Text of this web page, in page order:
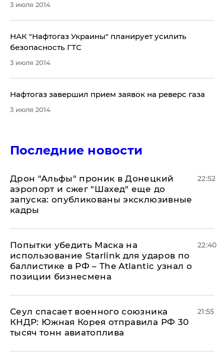
3 июля 2014
НАК "Нафтогаз Украины" планирует усилить
безопасность ГТС
3 июля 2014
Нафтогаз завершил прием заявок на реверс газа
3 июля 2014
Последние новости
Дрон "Альфы" проник в Донецкий
аэропорт и сжег "Шахед" еще до
запуска: опубликованы эксклюзивные
кадры
22:52
Попытки убедить Маска на
использование Starlink для ударов по
баллистике в РФ – The Atlantic узнал о
позиции бизнесмена
22:40
​Сеул спасает военного союзника
КНДР: Южная Корея отправила РФ 30
тысяч тонн авиатоплива
21:55